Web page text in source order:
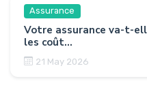
Assurance
Votre assurance va-t-
les coût...
21 May 2026